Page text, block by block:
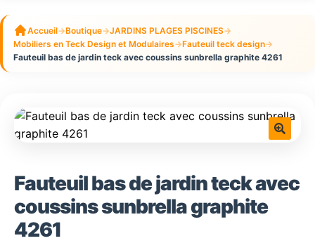
Accueil→Boutique→JARDINS PLAGES PISCINES→
Mobiliers en Teck Design et Modulaires→Fauteuil teck design→
Fauteuil bas de jardin teck avec coussins sunbrella graphite 4261
Fauteuil bas de jardin teck avec
coussins sunbrella graphite
4261